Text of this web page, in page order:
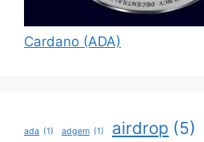
Cardano (ADA)
ada (1) adgem (1) airdrop (5)